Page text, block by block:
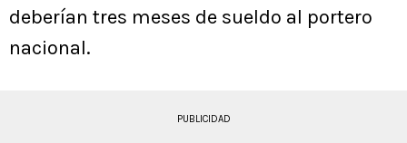
deberían tres meses de sueldo al portero
nacional.
PUBLICIDAD